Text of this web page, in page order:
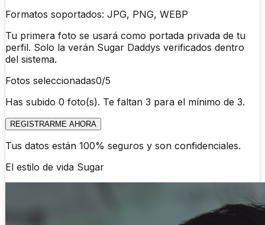
Formatos soportados: JPG, PNG, WEBP
Tu primera foto se usará como portada privada de tu
perfil. Solo la verán Sugar Daddys verificados dentro
del sistema.
Fotos seleccionadas0/5
Has subido 0 foto(s). Te faltan 3 para el mínimo de 3.
REGISTRARME AHORA
Tus datos están 100% seguros y son confidenciales.
El estilo de vida Sugar